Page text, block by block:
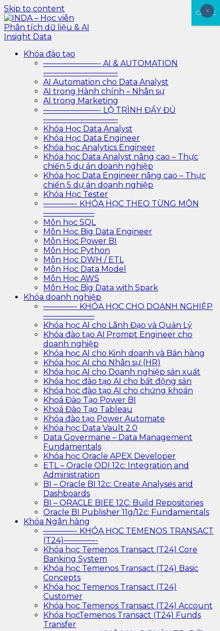
Skip to content
INDA – Học viên Phân tích dữ liệu & AI Insight Data
INDA – Học viện Đào tạo phân tích dữ liệu & AI chuyên
sâu cho ngành ngân hàng – bảo hiểm – chứng khoán
và doanh nghiệp với các project thực tế, cá nhân hóa
lộ trình với AI
Khóa đào tạo
———————- AI & AUTOMATION
—————————–
AI Automation cho Data Analyst
AI trong Hành chính – Nhân sự
AI trong Marketing
———————- LỘ TRÌNH ĐẦY ĐỦ
—————————–
Khóa Học Data Analyst
Khóa Học Data Engineer
Khóa học Analytics Engineer
Khóa học Data Analyst nâng cao – Thực
chiến 5 dự án doanh nghiệp
Khóa học Data Engineer nâng cao – Thực
chiến 5 dự án doanh nghiệp
Khóa Học Tester
————- KHÓA HỌC THEO TỪNG MÔN
——————–
Môn học SQL
Môn Học Big Data Engineer
Môn Học Power BI
Môn Học Python
Môn Học DWH / ETL
Môn Học Data Model
Môn Học AWS
Môn Học Big Data with Spark
Khóa doanh nghiệp
————- KHÓA HỌC CHO DOANH NGHIỆP
——————–
Khóa học AI cho Lãnh Đạo và Quản Lý
Khóa đào tạo AI Prompt Engineer cho
doanh nghiệp
Khóa học AI cho Kinh doanh và Bán hàng
Khóa học AI cho Nhân sự (HR)
Khóa học AI cho Doanh nghiệp sản xuất
Khóa học đào tạo AI cho bất động sản
Khóa học đào tạo AI cho chứng khoán
Khoá Đào Tạo Power BI
Khoá Đào Tạo Tableau
Khóa đào tạo Power Automate
Khóa học Data Vault 2.0
Data Govermane – Data Management
Fundamentals
Khóa học Oracle APEX Developer
ETL – Oracle ODI 12c: Integration and
Administration
BI – Oracle BI 12c: Create Analyses and
Dashboards
BI – ORACLE BIEE 12C: Build Repositories
Oracle BI Publisher 11g/12c: Fundamentals
Khóa Ngân hàng
————- KHÓA HỌC TEMENOS TRANSACT
(T24)————-
Khóa học Temenos Transact (T24) Core
Banking System
Khóa học Temenos Transact (T24) Basic
Concepts
Khóa học Temenos Transact (T24)
Customer
Khóa học Temenos Transact (T24) Account
Khóa họcTemenos Transact (T24) Funds
Transfer
×
CLOSE
×